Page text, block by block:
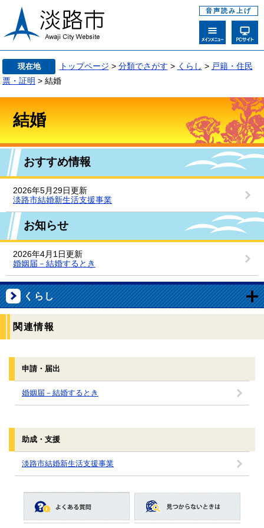
音声読み上げ
現在地 トップページ > 分類でさがす > くらし > 戸籍・住民
票・証明 > 結婚
結婚
おすすめ情報
2026年5月29日更新
淡路市結婚新生活支援事業
お知らせ
2026年4月1日更新
婚姻届－結婚するとき
くらし
関連情報
申請・届出
婚姻届－結婚するとき
助成・支援
淡路市結婚新生活支援事業